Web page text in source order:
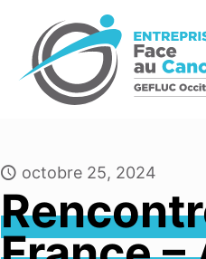
octobre 25, 2024